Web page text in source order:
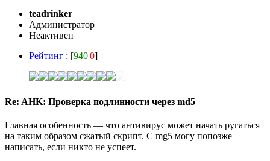
teadrinker
Администратор
Неактивен
Рейтинг : [940|0]
Re: AHK: Проверка подлинности через md5
Главная особенность — что антивирус может начать ругаться
на таким образом сжатый скрипт. С mg5 могу попозже
написать, если никто не успеет.